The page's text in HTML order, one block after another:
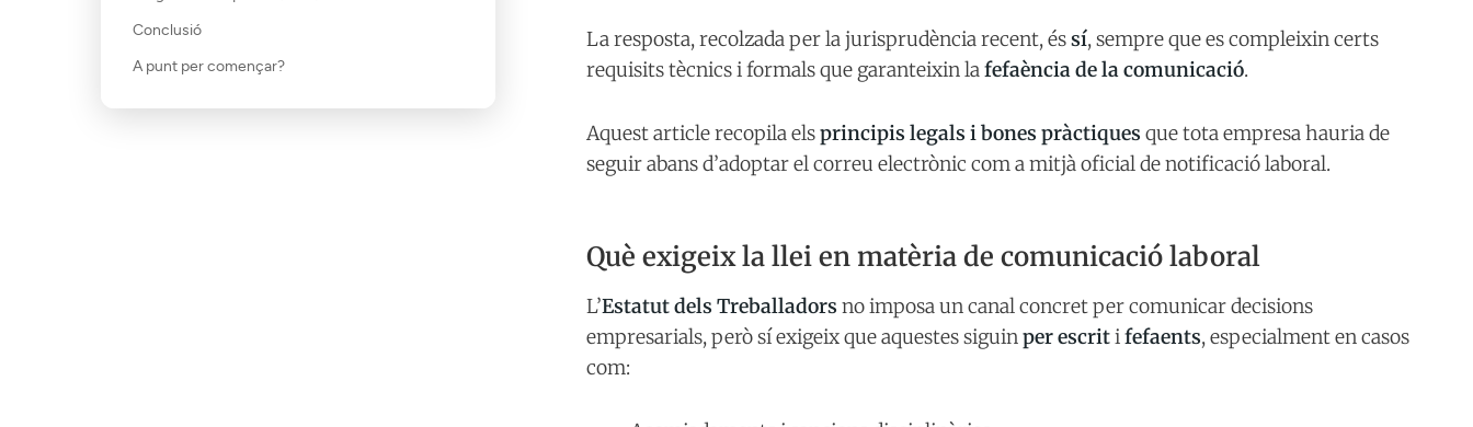
Conclusió
A punt per començar?
La resposta, recolzada per la jurisprudència recent, éssí, sempre que es compleixin certs
requisits tècnics i formals que garanteixin lafefaència de la comunicació.
Aquest article recopila elsprincipis legals i bones pràctiques que tota empresa hauria de
seguir abans d’adoptar el correu electrònic com a mitjà oficial de notificació laboral.
Què exigeix la llei en matèria de comunicació laboral
L’Estatut dels Treballadors no imposa un canal concret per comunicar decisions
empresarials, però sí exigeix que aquestes siguinper escritifefaents, especialment en casos
com: